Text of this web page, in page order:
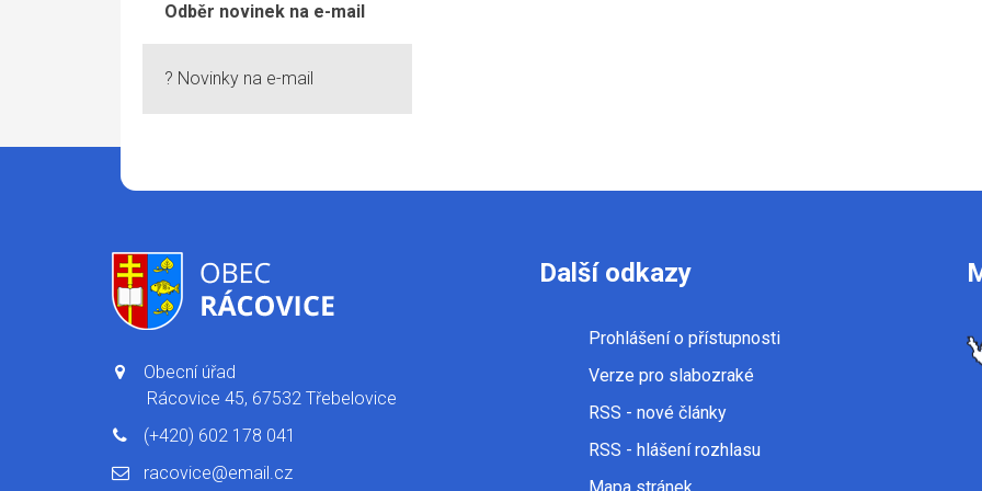
Odběr novinek na e-mail
? Novinky na e-mail
Obecní úřad
Rácovice 45, 67532 Třebelovice
(+420) 602 178 041
racovice@email.cz
Další odkazy
Prohlášení o přístupnosti
Verze pro slabozraké
RSS - nové články
RSS - hlášení rozhlasu